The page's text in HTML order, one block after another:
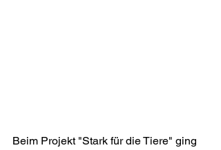
Beim Projekt "Stark für die Tiere" ging